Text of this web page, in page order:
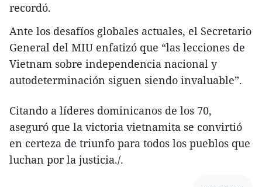
recordó.
Ante los desafíos globales actuales, el Secretario
General del MIU enfatizó que “las lecciones de
Vietnam sobre independencia nacional y
autodeterminación siguen siendo invaluable”.
Citando a líderes dominicanos de los 70,
aseguró que la victoria vietnamita se convirtió
en certeza de triunfo para todos los pueblos que
luchan por la justicia./.